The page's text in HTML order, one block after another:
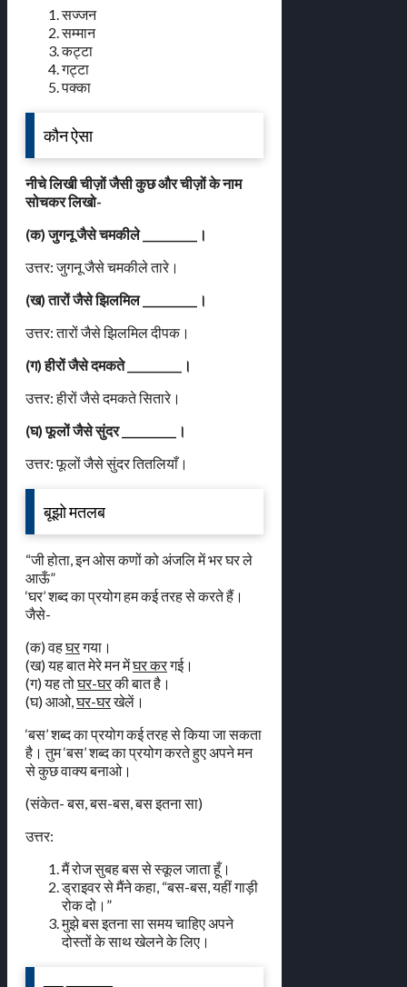
सज्जन
सम्मान
कट्टा
गट्टा
पक्का
कौन ऐसा
नीचे लिखी चीज़ों जैसी कुछ और चीज़ों के नाम
सोचकर लिखो-
(क) जुगनू जैसे चमकीले __________।
उत्तर: जुगनू जैसे चमकीले तारे।
(ख) तारों जैसे झिलमिल __________।
उत्तर: तारों जैसे झिलमिल दीपक।
(ग) हीरों जैसे दमकते __________।
उत्तर: हीरों जैसे दमकते सितारे।
(घ) फूलों जैसे सुंदर __________।
उत्तर: फूलों जैसे सुंदर तितलियाँ।
बूझो मतलब
“जी होता, इन ओस कणों को अंजलि में भर घर ले
आऊँ”
‘घर’ शब्द का प्रयोग हम कई तरह से करते हैं।
जैसे-
(क) वहघरगया।
(ख) यह बात मेरे मन मेंघर करगई।
(ग) यह तोघर-घरकी बात है।
(घ) आओ,घर-घरखेलें।
‘बस’ शब्द का प्रयोग कई तरह से किया जा सकता
है। तुम ‘बस’ शब्द का प्रयोग करते हुए अपने मन
से कुछ वाक्य बनाओ।
(संकेत- बस, बस-बस, बस इतना सा)
उत्तर:
मैं रोज सुबह बस से स्कूल जाता हूँ।
ड्राइवर से मैंने कहा, “बस-बस, यहीं गाड़ी
रोक दो।”
मुझे बस इतना सा समय चाहिए अपने
दोस्तों के साथ खेलने के लिए।